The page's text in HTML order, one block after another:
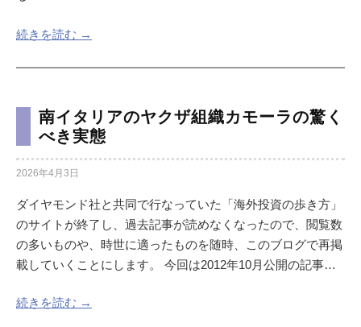
続きを読む →
南イタリアのヤクザ組織カモーラの驚く
べき実態
2026年4月3日
ダイヤモンド社と共同で行なっていた「海外投資の歩き方」
のサイトが終了し、過去記事が読めなくなったので、閲覧数
の多いものや、時世に適ったものを随時、このブログで再掲
載していくことにします。 今回は2012年10月公開の記事…
続きを読む →